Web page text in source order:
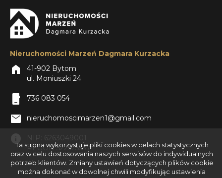
Nieruchomości Marzeń Dagmara Kurzacka
home
41-902 Bytom
ul. Moniuszki 24
phone_iphone 736 083 054
mail nieruchomoscimarzen1@gmail.com
info
NIP: 6263049001
REGON 522525537
Ta strona wykorzystuje pliki cookies w celach statystycznych
oraz w celu dostosowania naszych serwisów do indywidualnych
potrzeb klientów. Zmiany ustawień dotyczących plików cookie
można dokonać w dowolnej chwili modyfikując ustawienia